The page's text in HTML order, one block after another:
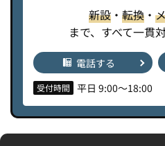
新設 ・ 転換 ・
まで、すべて一貫
電話する
受付時間 平日 9:00〜18:00